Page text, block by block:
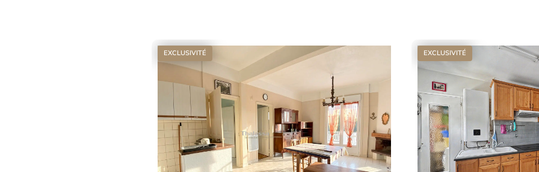
EXCLUSIVITÉ EXCLUSIVITÉ